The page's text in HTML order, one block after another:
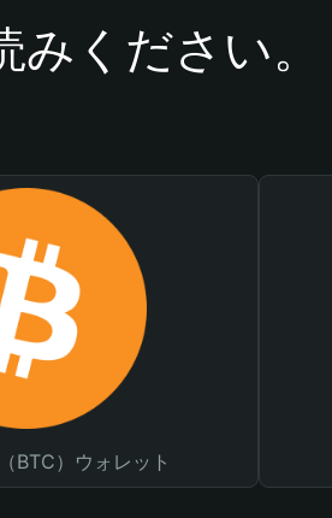
ください。
BTC）ウォレット